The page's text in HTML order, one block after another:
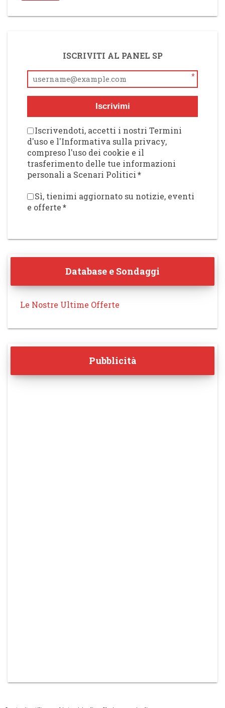
ISCRIVITI AL PANEL SP
*
Iscrivimi
Iscrivendoti, accetti i nostri Termini
d'uso e l'Informativa sulla privacy,
compreso l'uso dei cookie e il
trasferimento delle tue informazioni
personali a Scenari Politici*
Sì, tienimi aggiornato su notizie, eventi
e offerte*
Database e Sondaggi
Le Nostre Ultime Offerte
Pubblicità